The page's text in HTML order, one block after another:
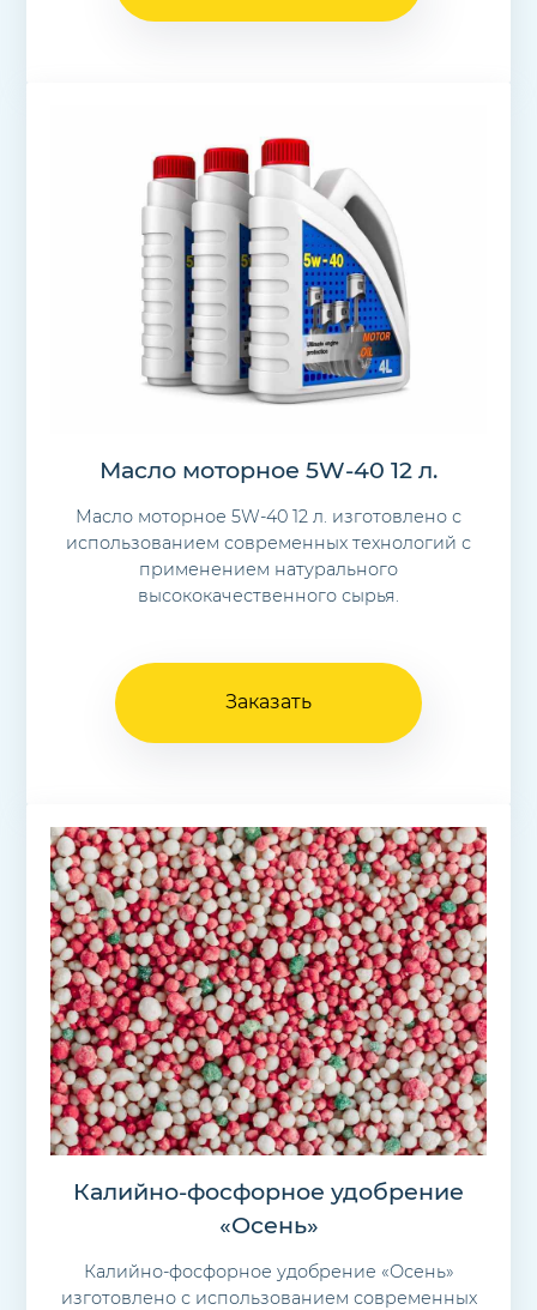
Масло моторное 5W-40 12 л.
Масло моторное 5W-40 12 л. изготовлено с
использованием современных технологий с
применением натурального
высококачественного сырья.
Заказать
Калийно-фосфорное удобрение
«Осень»
Калийно-фосфорное удобрение «Осень»
изготовлено с использованием современных